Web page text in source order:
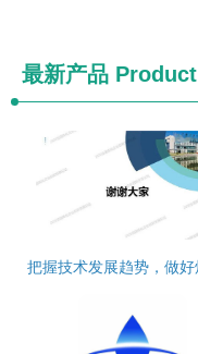
最新产品 Product